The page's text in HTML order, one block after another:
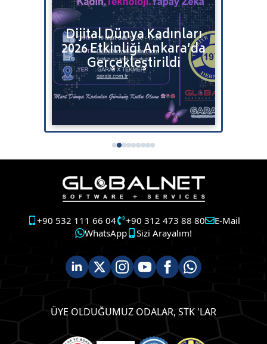
Dijital Dünya Kadınları
2026 Etkinliği Ankara’da
Gerçekleştirildi
+90 532 111 66 04 +90 312 473 88 80
E-Mail
WhatsApp
Sizi Arayalım!
ÜYE OLDUĞUMUZ ODALAR, STK 'LAR